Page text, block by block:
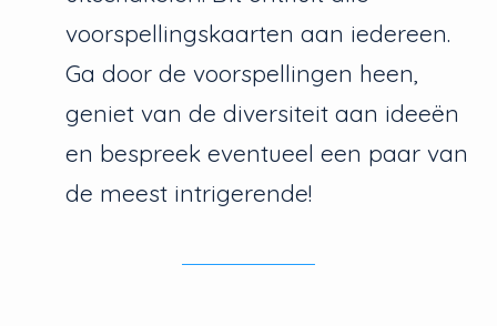
voorspellingskaarten aan iedereen.
Ga door de voorspellingen heen,
geniet van de diversiteit aan ideeën
en bespreek eventueel een paar van
de meest intrigerende!